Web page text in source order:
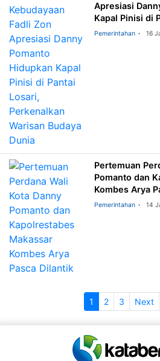
Apresiasi
Kapal Pinisi di
Perkenalkan
Pemerintahan 16
Pertemuan
Pomanto dan
Kombes Arya
Pemerintahan 14
1 2 3 Next